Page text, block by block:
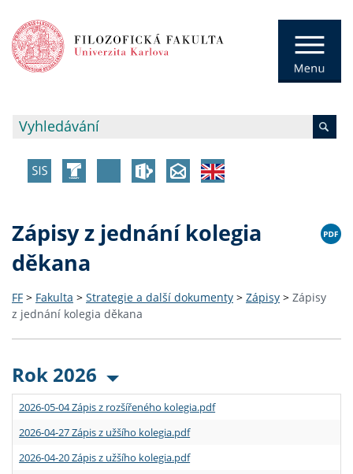
Zápisy z jednání kolegia
děkana
FF > Fakulta > Strategie a další dokumenty > Zápisy > Zápisy
z jednání kolegia děkana
Rok 2026
2026-05-04 Zápis z rozšířeného kolegia.pdf
2026-04-27 Zápis z užšího kolegia.pdf
2026-04-20 Zápis z užšího kolegia.pdf